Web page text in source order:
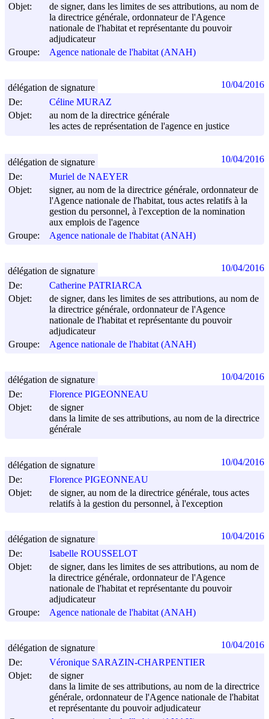
Objet:
de signer, dans les limites de ses attributions, au nom de
la directrice générale, ordonnateur de l'Agence
nationale de l'habitat et représentante du pouvoir
adjudicateur
Groupe:
Agence nationale de l'habitat (ANAH)
De:
Céline MURAZ
Objet:
au nom de la directrice générale
les actes de représentation de l'agence en justice
délégation de signature 10/04/2016
De:
Muriel de NAEYER
Objet:
signer, au nom de la directrice générale, ordonnateur de
l'Agence nationale de l'habitat, tous actes relatifs à la
gestion du personnel, à l'exception de la nomination
aux emplois de l'agence
Groupe:
Agence nationale de l'habitat (ANAH)
délégation de signature 10/04/2016
De:
Catherine PATRIARCA
Objet:
de signer, dans les limites de ses attributions, au nom de
la directrice générale, ordonnateur de l'Agence
nationale de l'habitat et représentante du pouvoir
adjudicateur
Groupe:
Agence nationale de l'habitat (ANAH)
délégation de signature 10/04/2016
De:
Florence PIGEONNEAU
Objet:
de signer
dans la limite de ses attributions, au nom de la directrice
générale
délégation de signature 10/04/2016
De:
Florence PIGEONNEAU
Objet:
de signer, au nom de la directrice générale, tous actes
relatifs à la gestion du personnel, à l'exception
délégation de signature 10/04/2016
De:
Isabelle ROUSSELOT
Objet:
de signer, dans les limites de ses attributions, au nom de
la directrice générale, ordonnateur de l'Agence
nationale de l'habitat et représentante du pouvoir
adjudicateur
Groupe:
Agence nationale de l'habitat (ANAH)
délégation de signature 10/04/2016
De:
Véronique SARAZIN-CHARPENTIER
Objet:
de signer
dans la limite de ses attributions, au nom de la directrice
générale, ordonnateur de l'Agence nationale de l'habitat
et représentante du pouvoir adjudicateur
délégation de signature 10/04/2016